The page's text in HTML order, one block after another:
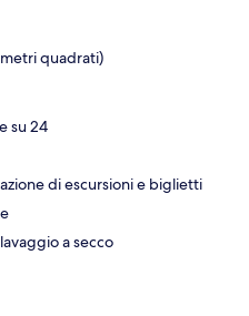
quadrati)
su 24
di escursioni e biglietti
a secco